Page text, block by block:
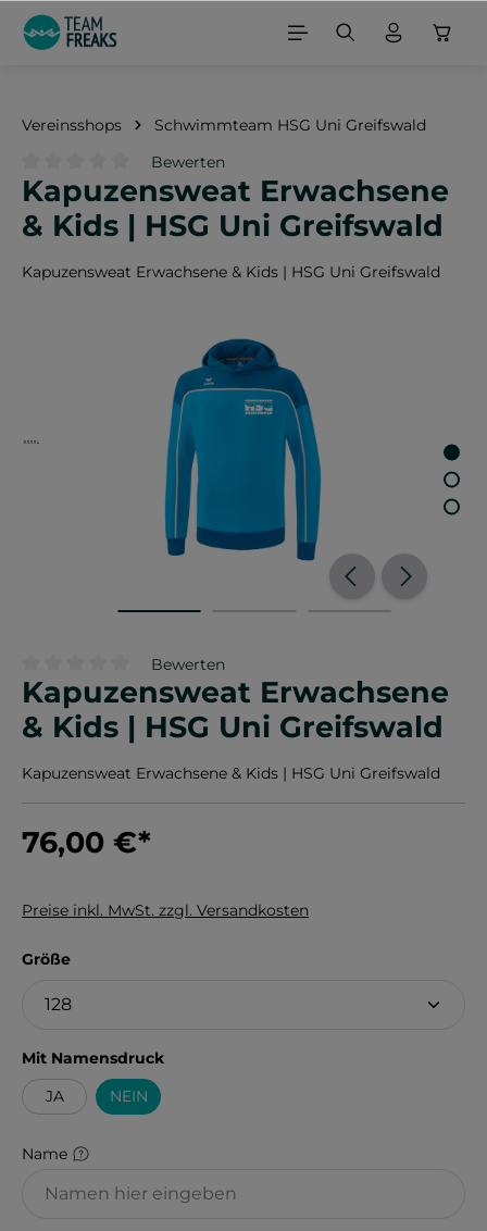
springen
Vereinsshops Schwimmteam HSG Uni Greifswald
Durchschnittliche Bewertung von 0 von 5 Sternen
Bewerten
Kapuzensweat Erwachsene
& Kids | HSG Uni Greifswald
Kapuzensweat Erwachsene & Kids | HSG Uni Greifswald
Durchschnittliche Bewertung von 0 von 5 Sternen
Bewerten
Kapuzensweat Erwachsene
& Kids | HSG Uni Greifswald
Kapuzensweat Erwachsene & Kids | HSG Uni Greifswald
76,00 €*
Preise inkl. MwSt. zzgl. Versandkosten
Größeauswählen
Mit Namensdruckauswählen
JA
NEIN
Name